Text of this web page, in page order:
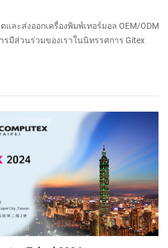
และส่งออกเครื่องพิมพ์เทอร์มอล OEM/ODM
มีส่วนร่วมของเราในนิทรรศการ Gitex
ในฐานะผู้ผลิตที่ได้รับความนิยมใน
ขอเชิญชวนลูกค้าผู้มีอุปการะคุณและผู้
ร่วมกับเราในงานสุดพิเศษนี้ Gitex หนึ่งใน
ญ่ที่สุดในโลก ทำหน้าที่เป็นเวทีสำหรับ
นวัตกรรมล่าสุ...